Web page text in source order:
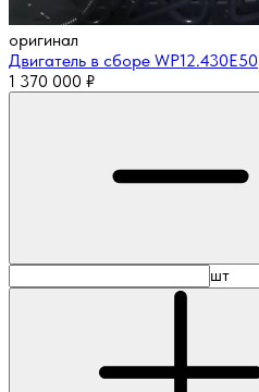
оригинал
Двигатель в сборе WP12.430E50
1 370 000 ₽
шт